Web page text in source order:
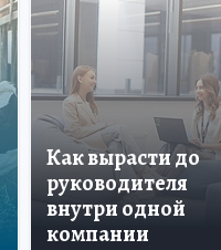
Как вырасти до
руководителя
внутри одной
компании